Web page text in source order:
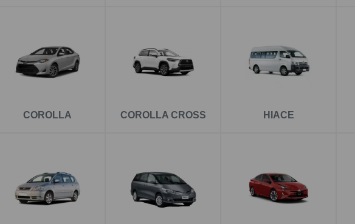
tažné zařízení Toyota Corolla
je ideální pro lehčí přívěsy, nosič kol nebo jiné
budete zařízení používat. Během montáže provádíme také kontrolu
řešení pro rodinné i pracovní využití
každodenní použití i výlety s rodinou, a proto doporučujemetažné zařízení
COROLLA COROLLA CROSS HIACE